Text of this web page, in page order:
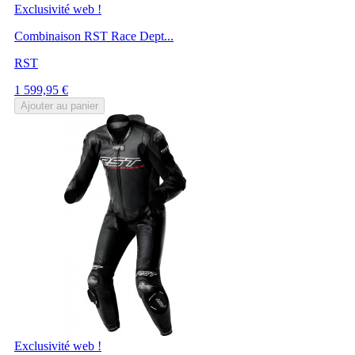
Exclusivité web !
Combinaison RST Race Dept...
RST
Prix
1 599,95 €
Ajouter au panier
Exclusivité web !